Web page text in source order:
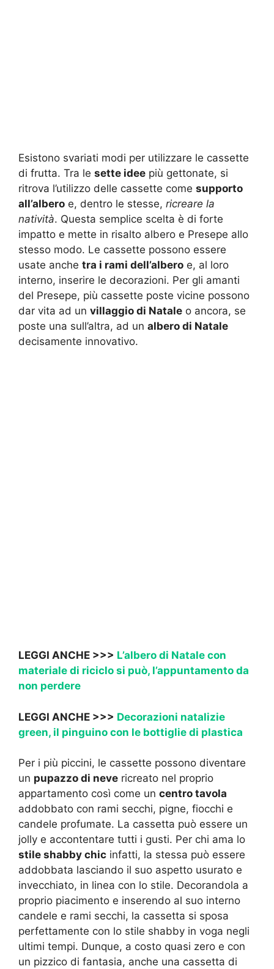
Esistono svariati modi per utilizzare le cassette
di frutta. Tra le sette idee più gettonate, si
ritrova l’utilizzo delle cassette come supporto
all’albero e, dentro le stesse, ricreare la
natività. Questa semplice scelta è di forte
impatto e mette in risalto albero e Presepe allo
stesso modo. Le cassette possono essere
usate anche tra i rami dell’albero e, al loro
interno, inserire le decorazioni. Per gli amanti
del Presepe, più cassette poste vicine possono
dar vita ad un villaggio di Natale o ancora, se
poste una sull’altra, ad un albero di Natale
decisamente innovativo.
LEGGI ANCHE >>> L’albero di Natale con
materiale di riciclo si può, l’appuntamento da
non perdere
LEGGI ANCHE >>> Decorazioni natalizie
green, il pinguino con le bottiglie di plastica
Per i più piccini, le cassette possono diventare
un pupazzo di neve ricreato nel proprio
appartamento così come un centro tavola
addobbato con rami secchi, pigne, fiocchi e
candele profumate. La cassetta può essere un
jolly e accontentare tutti i gusti. Per chi ama lo
stile shabby chic infatti, la stessa può essere
addobbata lasciando il suo aspetto usurato e
invecchiato, in linea con lo stile. Decorandola a
proprio piacimento e inserendo al suo interno
candele e rami secchi, la cassetta si sposa
perfettamente con lo stile shabby in voga negli
ultimi tempi. Dunque, a costo quasi zero e con
un pizzico di fantasia, anche una cassetta di